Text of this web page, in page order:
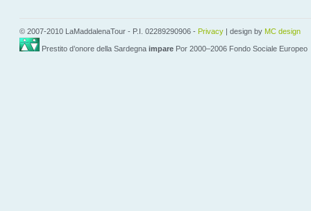
© 2007-2010 LaMaddalenaTour - P.I. 02289290906 - Privacy| design by MC design
Prestito d’onore della Sardegna imparePor 2000–2006 Fondo Sociale Europeo